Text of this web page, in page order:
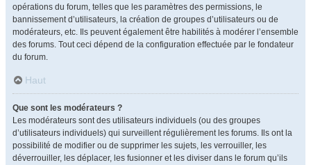
opérations du forum, telles que les paramètres des permissions, le
bannissement d’utilisateurs, la création de groupes d’utilisateurs ou de
modérateurs, etc. Ils peuvent également être habilités à modérer l’ensemble
des forums. Tout ceci dépend de la configuration effectuée par le fondateur
du forum.
Haut
Que sont les modérateurs ?
Les modérateurs sont des utilisateurs individuels (ou des groupes
d’utilisateurs individuels) qui surveillent régulièrement les forums. Ils ont la
possibilité de modifier ou de supprimer les sujets, les verrouiller, les
déverrouiller, les déplacer, les fusionner et les diviser dans le forum qu’ils